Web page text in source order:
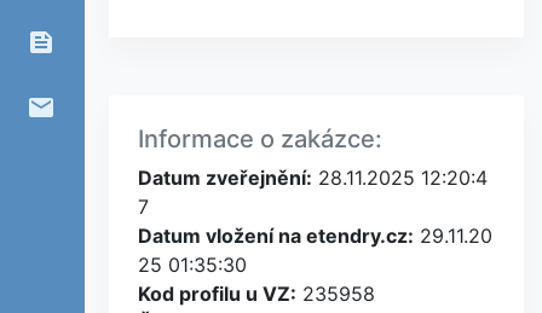
feed
email
Informace o zakázce:
Datum zveřejnění: 28.11.2025 12:20:4
7
Datum vložení na etendry.cz: 29.11.20
25 01:35:30
Kod profilu u VZ: 235958